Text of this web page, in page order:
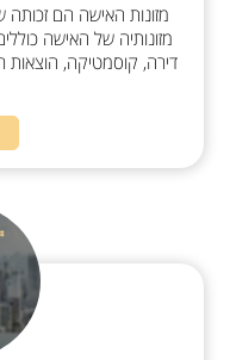
מזונות האישה הם
מזונותיה של האישה
דירה, קוסמטיקה, הוצאות